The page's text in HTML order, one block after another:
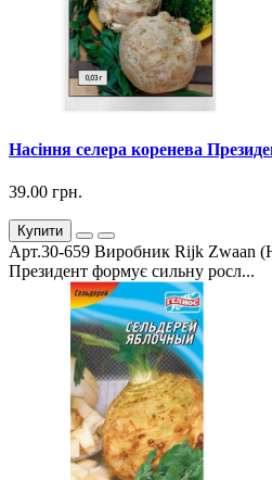
Насіння селера коренева
39.00 грн.
Купити
Арт.30-659 Виробник Rijk Zwaan
Президент формує сильну росл...